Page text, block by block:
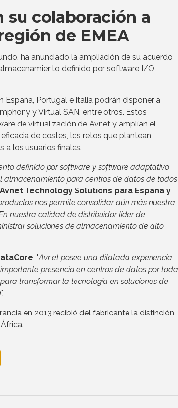
su colaboración a
de EMEA
ha anunciado la ampliación de su acuerdo
definido por software I/O
Portugal e Italia podrán disponer a
y Virtual SAN, entre otros. Estos
de virtualización de Avnet y amplían el
de costes, los retos que plantean
a los usuarios finales.
definido por software y software adaptativo
almacenamiento para centros de datos de todos
Technology Solutions para España y
nos permite consolidar aún más nuestra
nuestra calidad de distribuidor líder de
soluciones de almacenamiento de alto
, "Avnet posee una dilatada experiencia
presencia en centros de datos por toda
transformar la tecnología en soluciones de
".
en 2013 recibió del fabricante la distinción